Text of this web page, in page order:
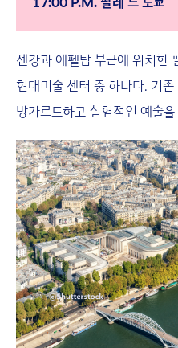
센강과 에펠탑 부근에 위치한
현대미술 센터 중 하나다. 기
방가르드하고 실험적인 예술